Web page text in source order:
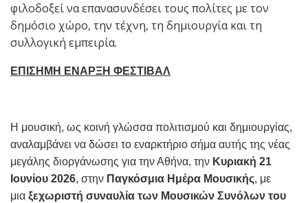
φιλοδοξεί να επανασυνδέσει τους πολίτες με τον
δημόσιο χώρο, την τέχνη, τη δημιουργία και τη
συλλογική εμπειρία.
ΕΠΙΣΗΜΗ ΕΝΑΡΞΗ ΦΕΣΤΙΒΑΛ
Η μουσική, ως κοινή γλώσσα πολιτισμού και δημιουργίας,
αναλαμβάνει να δώσει το εναρκτήριο σήμα αυτής της νέας
μεγάλης διοργάνωσης για την Αθήνα, την Κυριακή 21
Ιουνίου 2026, στην Παγκόσμια Ημέρα Μουσικής, με
μια ξεχωριστή συναυλία των Μουσικών Συνόλων του